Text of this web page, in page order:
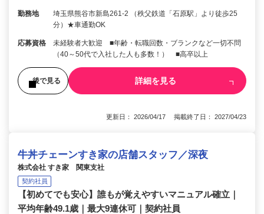
勤務地
埼玉県熊谷市新島261-2 （秩父鉄道「石原駅」より徒歩25
分）★車通勤OK
応募資格
未経験者大歓迎 ■年齢・転職回数・ブランクなど一切不問
（40～50代で入社した人も多数！） ■高卒以上
後で見る 詳細を見る
更新日： 2026/04/17 掲載終了日： 2027/04/23
牛丼チェーンすき家の店舗スタッフ／深夜
株式会社 すき家 関東支社
契約社員
【初めてでも安心】誰もが覚えやすいマニュアル確立｜
平均年齢49.1歳｜最大9連休可｜契約社員